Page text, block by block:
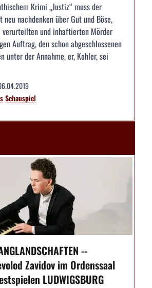
Krimi „Justiz“ muss der
nachdenken über Gut und Böse,
verurteilten und inhaftierten Mörder
Auftrag, den schon abgeschlossenen
unter der Annahme, er, Kohler, sei
Schauspiel
--
Zavidov im Ordenssaal
LUDWIGSBURG